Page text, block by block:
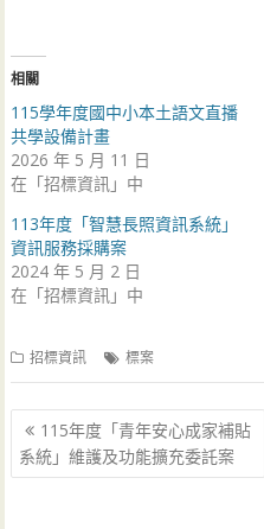
相關
115學年度國中小本土語文直播
共學設備計畫
2026 年 5 月 11 日
在「招標資訊」中
113年度「智慧長照資訊系統」
資訊服務採購案
2024 年 5 月 2 日
在「招標資訊」中
招標資訊 標案
文
章
導
115年度「青年安心成家補貼
系統」維護及功能擴充委託案